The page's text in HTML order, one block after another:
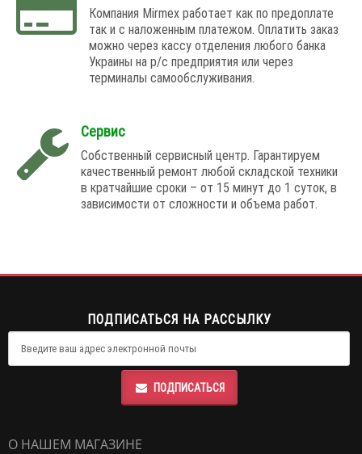
Компания Mirmex работает как по предоплате
так и с наложенным платежом. Оплатить заказ
можно через кассу отделения любого банка
Украины на р/с предприятия или через
терминалы самообслуживания.
Сервис
Собственный сервисный центр. Гарантируем
качественный ремонт любой складской техники
в кратчайшие сроки – от 15 минут до 1 суток, в
зависимости от сложности и объема работ.
ПОДПИСАТЬСЯ НА РАССЫЛКУ
ПОДПИСАТЬСЯ
О НАШЕМ МАГАЗИНЕ